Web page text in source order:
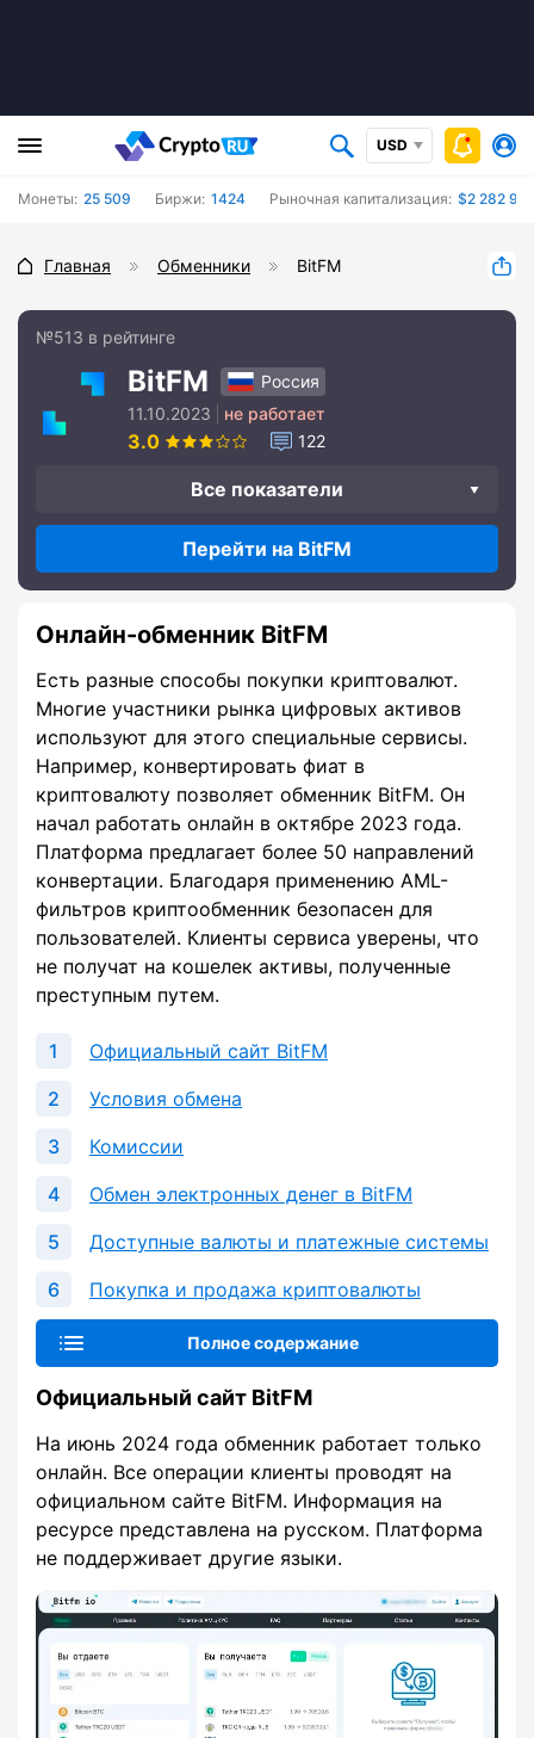
USD
Монеты: 25 509 Биржи: 1424 Рыночная капитализация: $2 282
Главная Обменники BitFM
№513 в рейтинге
BitFM
Россия
11.10.2023
не работает
3.0 122
Все показатели
Перейти на BitFM
Онлайн-обменник BitFM
Есть разные способы покупки криптовалют.
Многие участники рынка цифровых активов
используют для этого специальные сервисы.
Например, конвертировать фиат в
криптовалюту позволяет обменник BitFM. Он
начал работать онлайн в октябре 2023 года.
Платформа предлагает более 50 направлений
конвертации. Благодаря применению AML-
фильтров криптообменник безопасен для
пользователей. Клиенты сервиса уверены, что
не получат на кошелек активы, полученные
преступным путем.
Официальный сайт BitFM
Условия обмена
Комиссии
Обмен электронных денег в BitFM
Доступные валюты и платежные системы
Покупка и продажа криптовалюты
Полное содержание
Официальный сайт BitFM
На июнь 2024 года обменник работает только
онлайн. Все операции клиенты проводят на
официальном сайте BitFM. Информация на
ресурсе представлена на русском. Платформа
не поддерживает другие языки.